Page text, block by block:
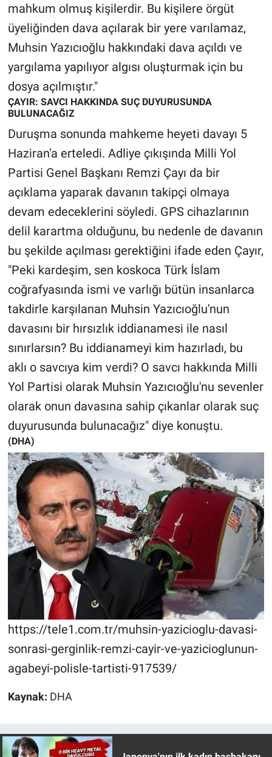
mahkum olmuş kişilerdir. Bu kişilere örgüt
üyeliğinden dava açılarak bir yere varılamaz,
Muhsin Yazıcıoğlu hakkındaki dava açıldı ve
yargılama yapılıyor algısı oluşturmak için bu
dosya açılmıştır."
ÇAYIR: SAVCI HAKKINDA SUÇ DUYURUSUNDA
BULUNACAĞIZ
Duruşma sonunda mahkeme heyeti davayı 5
Haziran'a erteledi. Adliye çıkışında Milli Yol
Partisi Genel Başkanı Remzi Çayı da bir
açıklama yaparak davanın takipçi olmaya
devam edeceklerini söyledi. GPS cihazlarının
delil karartma olduğunu, bu nedenle de davanın
bu şekilde açılması gerektiğini ifade eden Çayır,
"Peki kardeşim, sen koskoca Türk İslam
coğrafyasında ismi ve varlığı bütün insanlarca
takdirle karşılanan Muhsin Yazıcıoğlu'nun
davasını bir hırsızlık iddianamesi ile nasıl
sınırlarsın? Bu iddianameyi kim hazırladı, bu
aklı o savcıya kim verdi? O savcı hakkında Milli
Yol Partisi olarak Muhsin Yazıcıoğlu'nu sevenler
olarak onun davasına sahip çıkanlar olarak suç
duyurusunda bulunacağız" diye konuştu.
(DHA)
https://tele1.com.tr/muhsin-yazicioglu-davasi-
sonrasi-gerginlik-remzi-cayir-ve-yazicioglunun-
agabeyi-polisle-tartisti-917539/
Kaynak: DHA